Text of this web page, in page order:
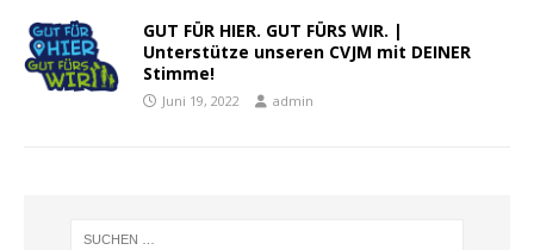
GUT FÜR HIER. GUT FÜRS WIR. |
Unterstütze unseren CVJM mit DEINER
Stimme!
Juni 19, 2022 admin